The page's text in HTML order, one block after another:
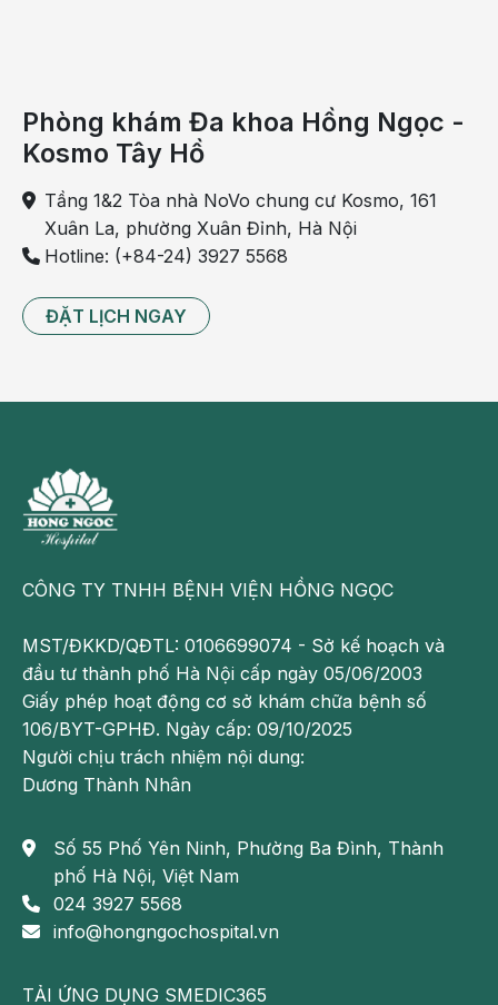
Giảm nguy cơ sỏi thận nhờ uống nước lọc
Mỗi ngày cơ thể chúng ta cần ít nhất là 1,5 lít nước
viện Đa khoa Hồng Ngọc chỉ có tính chất tham khảo,
không thay thế cho việc chẩn đoán hoặc điều trị y
khoa.
Theo dõi fanpage của Bệnh viện Đa khoa Hồng
https://www.facebook.com/BenhvienHongNgoc/
Phòng khám Đa khoa Hồng Ngọc -
Kosmo Tây Hồ
Tầng 1&2 Tòa nhà NoVo chung cư Kosmo, 161
Xuân La, phường Xuân Đỉnh, Hà Nội
Hotline: (+84-24) 3927 5568
ĐẶT LỊCH NGAY
CÔNG TY TNHH BỆNH VIỆN HỒNG NGỌC
MST/ĐKKD/QĐTL: 0106699074 - Sở kế hoạch và
đầu tư thành phố Hà Nội cấp ngày 05/06/2003
Giấy phép hoạt động cơ sở khám chữa bệnh số
106/BYT-GPHĐ. Ngày cấp: 09/10/2025
Người chịu trách nhiệm nội dung:
Dương Thành Nhân
Số 55 Phố Yên Ninh, Phường Ba Đình, Thành
phố Hà Nội, Việt Nam
024 3927 5568
info@hongngochospital.vn
TẢI ỨNG DỤNG SMEDIC365